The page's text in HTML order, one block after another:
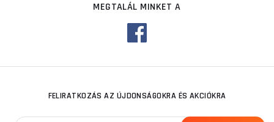
MEGTALÁL MINKET A
FELIRATKOZÁS AZ ÚJDONSÁGOKRA ÉS AKCIÓKRA